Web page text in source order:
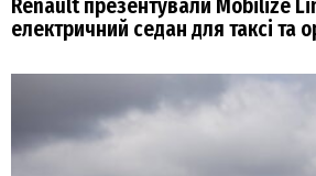
Renault презентували Mobilize
електричний седан для таксі та